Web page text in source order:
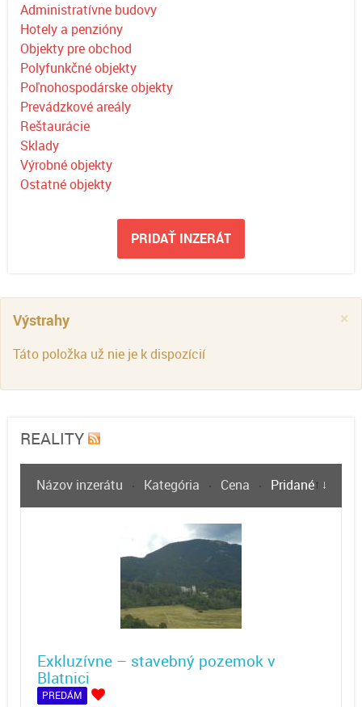
Administratívne budovy
Hotely a penzióny
Objekty pre obchod
Polyfunkčné objekty
Poľnohospodárske objekty
Prevádzkové areály
Reštaurácie
Sklady
Výrobné objekty
Ostatné objekty
PRIDAŤ INZERÁT
×
Výstrahy
Táto položka už nie je k dispozícií
REALITY
Názov inzerátu Kategória Cena Pridané
Exkluzívne – stavebný pozemok v
Blatnici
PREDÁM